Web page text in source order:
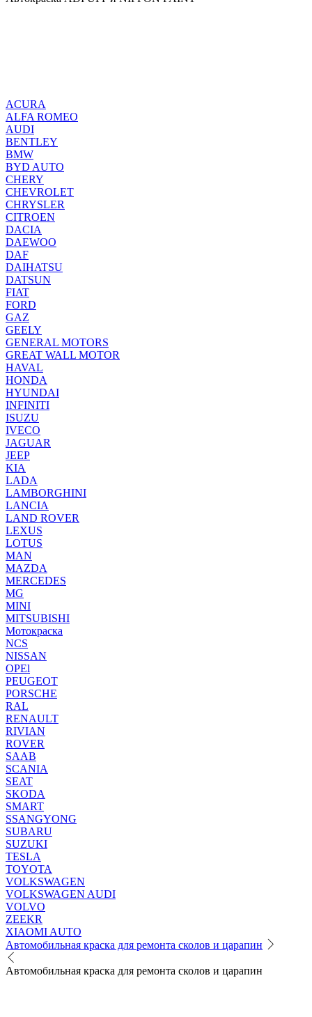
ACURA
ALFA ROMEO
AUDI
BENTLEY
BMW
BYD AUTO
CHERY
CHEVROLET
CHRYSLER
CITROEN
DACIA
DAEWOO
DAF
DAIHATSU
DATSUN
FIAT
FORD
GAZ
GEELY
GENERAL MOTORS
GREAT WALL MOTOR
HAVAL
HONDA
HYUNDAI
INFINITI
ISUZU
IVECO
JAGUAR
JEEP
KIA
LADA
LAMBORGHINI
LANCIA
LAND ROVER
LEXUS
LOTUS
MAN
MAZDA
MERCEDES
MG
MINI
MITSUBISHI
Мотокраска
NCS
NISSAN
OPEl
PEUGEOT
PORSCHE
RAL
RENAULT
RIVIAN
ROVER
SAAB
SCANIA
SEAT
SKODA
SMART
SSANGYONG
SUBARU
SUZUKI
TESLA
TOYOTA
VOLKSWAGEN
VOLKSWAGEN AUDI
VOLVO
ZEEKR
XIAOMI AUTO
Автомобильная краска для ремонта сколов и царапин
Автомобильная краска для ремонта сколов и царапин